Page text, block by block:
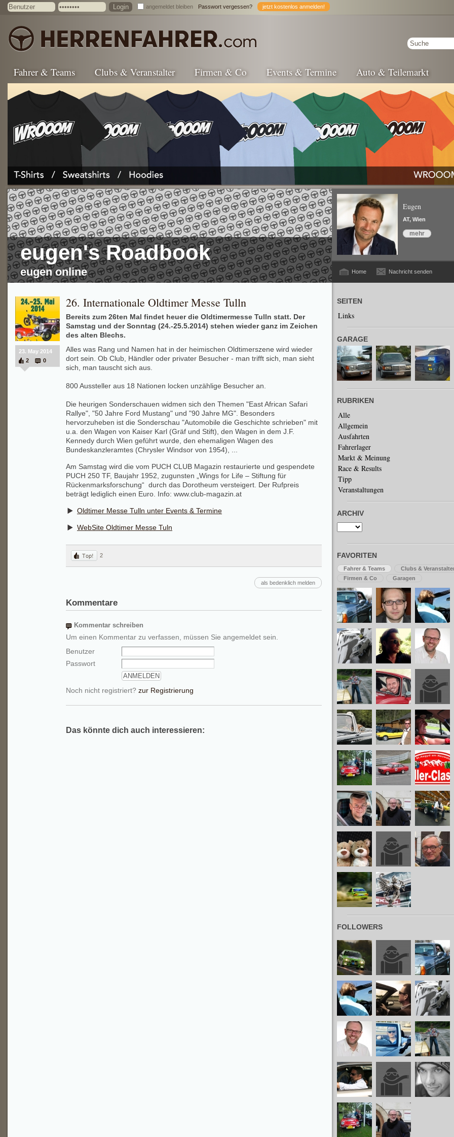
angemeldet bleiben Passwort vergessen? jetzt kostenlos anmelden!
Fahrer & Teams Clubs & Veranstalter Firmen & Co Events & Termine Auto & Teilemarkt
eugen's Roadbook
eugen online
Eugen
AT, Wien
mehr
Home Nachricht senden
23. May 2014
2
0
26. Internationale Oldtimer Messe Tulln
Bereits zum 26ten Mal findet heuer die Oldtimermesse Tulln statt. Der
Samstag und der Sonntag (24.-25.5.2014) stehen wieder ganz im Zeichen
des alten Blechs.
Alles was Rang und Namen hat in der heimischen Oldtimerszene wird wieder
dort sein. Ob Club, Händler oder privater Besucher - man trifft sich, man sieht
sich, man tauscht sich aus.
800 Aussteller aus 18 Nationen locken unzählige Besucher an.
Die heurigen Sonderschauen widmen sich den Themen "East African Safari
Rallye", "50 Jahre Ford Mustang" und "90 Jahre MG". Besonders
hervorzuheben ist die Sonderschau "Automobile die Geschichte schrieben" mit
u.a. den Wagen von Kaiser Karl (Gräf und Stift), den Wagen in dem J.F.
Kennedy durch Wien geführt wurde, den ehemaligen Wagen des
Bundeskanzleramtes (Chrysler Windsor von 1954), ...
Am Samstag wird die vom PUCH CLUB Magazin restaurierte und gespendete
PUCH 250 TF, Baujahr 1952, zugunsten „Wings for Life – Stiftung für
Rückenmarksforschung“ durch das Dorotheum versteigert. Der Rufpreis
beträgt lediglich einen Euro. Info: www.club-magazin.at
Oldtimer Messe Tulln unter Events & Termine
WebSite Oldtimer Messe Tuln
2
als bedenklich melden
Kommentare
Kommentar schreiben
Um einen Kommentar zu verfassen, müssen Sie angemeldet sein.
Benutzer
Passwort
Noch nicht registriert? zur Registrierung
Das könnte dich auch interessieren:
SEITEN
Links
GARAGE
RUBRIKEN
Alle
Allgemein
Ausfahrten
Fahrerlager
Markt & Meinung
Race & Results
Tipp
Veranstaltungen
ARCHIV
FAVORITEN
Fahrer & Teams
Clubs &
Firmen & Co
Garagen
FOLLOWERS